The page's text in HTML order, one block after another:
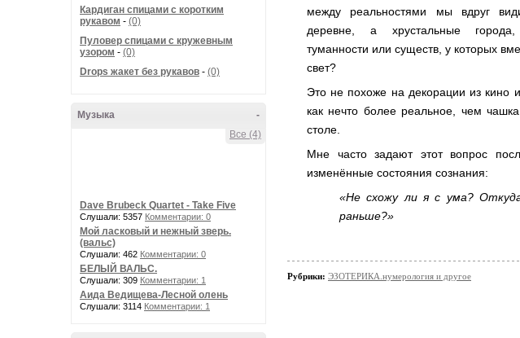
Кардиган спицами с коротким
рукавом - (0)
Пуловер спицами с кружевным
узором - (0)
Drops жакет без рукавов - (0)
-
Музыка
Все (4)
Dave Brubeck Quartet - Take Five
Слушали: 5357 Комментарии: 0
Мой ласковый и нежный зверь.
(вальс)
Слушали: 462 Комментарии: 0
БЕЛЫЙ ВАЛЬС.
Слушали: 309 Комментарии: 1
Аида Ведищева-Лесной олень
Слушали: 3114 Комментарии: 1
между реальностями мы вдруг
деревне, а хрустальные
туманности или существ, у которых
свет?
Это не похоже на декорации из кино
как нечто более реальное, чем
столе.
Мне часто задают этот вопрос
изменённые состояния сознания:
«Не схожу ли я с ума?
раньше?»
Рубрики: ЭЗОТЕРИКА.нумерология и другое